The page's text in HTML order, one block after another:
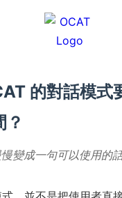
的對話模式
？
變成一句可以使用的